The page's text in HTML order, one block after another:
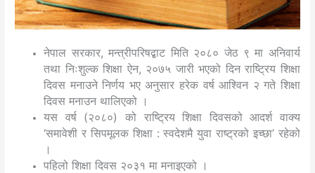
नेपाल सरकार, मन्त्रीपरिषद्बाट मिति २०८० जेठ ९ मा अनिवार्य
तथा निःशुल्क शिक्षा ऐन, २०७५ जारी भएको दिन राष्ट्रिय शिक्षा
दिवस मनाउने निर्णय भए अनुसार हरेक वर्ष आश्विन २ गते शिक्षा
दिवस मनाउन थालिएको ।
यस वर्ष (२०८०) को राष्ट्रिय शिक्षा दिवसको आदर्श वाक्य
‘समावेशी र सिपमूलक शिक्षा : स्वदेशमै युवा राष्ट्रको इच्छा’ रहेको
।
पहिलो शिक्षा दिवस २०३१ मा मनाइएको ।